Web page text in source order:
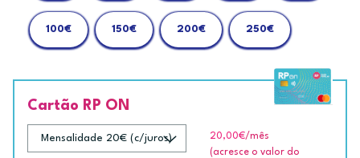
100€ 150€ 200€ 250€
Cartão RP ON
20,00€/mês
(acresce o valor do